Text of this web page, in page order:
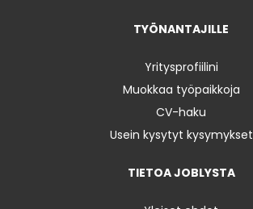
TYÖNANTAJILLE
Yritysprofiilini
Muokkaa työpaikkoja
CV-haku
Usein kysytyt kysymykset
TIETOA JOBLYSTA